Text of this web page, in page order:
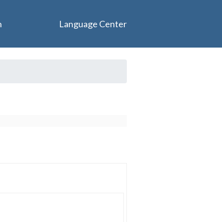
Language Center